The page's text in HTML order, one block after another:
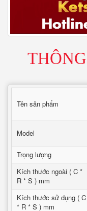
Tên sản phẩm
Model
Trọng lượng
Kích thước ngoài ( C *
R * S ) mm
Kích thước sử dụng ( C
* R * S ) mm